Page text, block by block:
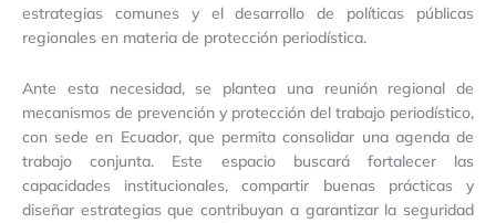
estrategias comunes y el desarrollo de políticas públicas
regionales en materia de protección periodística.
Ante esta necesidad, se plantea una reunión regional de
mecanismos de prevención y protección del trabajo periodístico,
con sede en Ecuador, que permita consolidar una agenda de
trabajo conjunta. Este espacio buscará fortalecer las
capacidades institucionales, compartir buenas prácticas y
diseñar estrategias que contribuyan a garantizar la seguridad